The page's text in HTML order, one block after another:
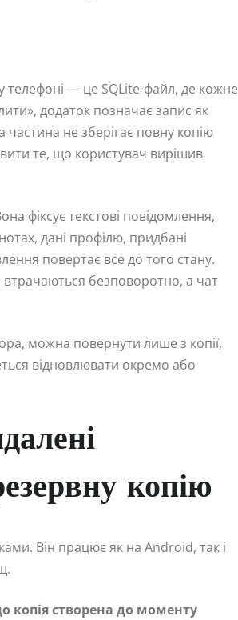
телефоні — це SQLite-файл, де кожне
додаток позначає запис як
не зберігає повну копію
те, що користувач вирішив
фіксує текстові повідомлення,
дані профілю, придбані
повертає все до того стану.
безповоротно, а чат
можна повернути лише з копії,
відновлювати окремо або
копію
Він працює як на Android, так і
створена до моменту